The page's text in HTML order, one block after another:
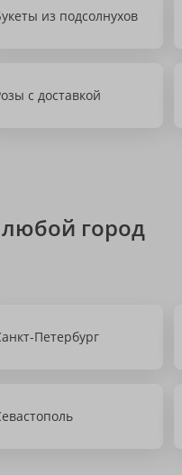
из подсолнухов
с доставкой
город
Петербург